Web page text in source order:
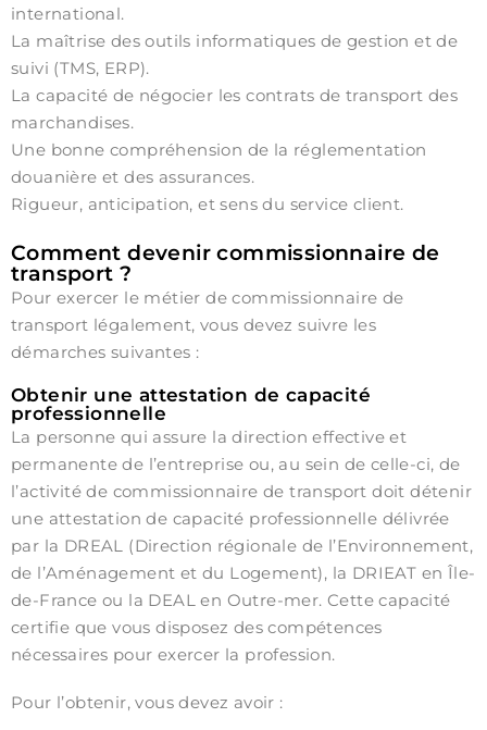
international.
La maîtrise des outils informatiques de gestion et de
suivi (TMS, ERP).
La capacité de négocier les contrats de transport des
marchandises.
Une bonne compréhension de la réglementation
douanière et des assurances.
Rigueur, anticipation, et sens du service client.
Comment devenir commissionnaire de
transport ?
Pour exercer le métier de commissionnaire de
transport légalement, vous devez suivre les
démarches suivantes :
Obtenir une attestation de capacité
professionnelle
La personne qui assure la direction effective et
permanente de l’entreprise ou, au sein de celle-ci, de
l’activité de commissionnaire de transport doit détenir
une attestation de capacité professionnelle délivrée
par la DREAL (Direction régionale de l’Environnement,
de l’Aménagement et du Logement), la DRIEAT en Île-
de-France ou la DEAL en Outre-mer. Cette capacité
certifie que vous disposez des compétences
nécessaires pour exercer la profession.
Pour l’obtenir, vous devez avoir :